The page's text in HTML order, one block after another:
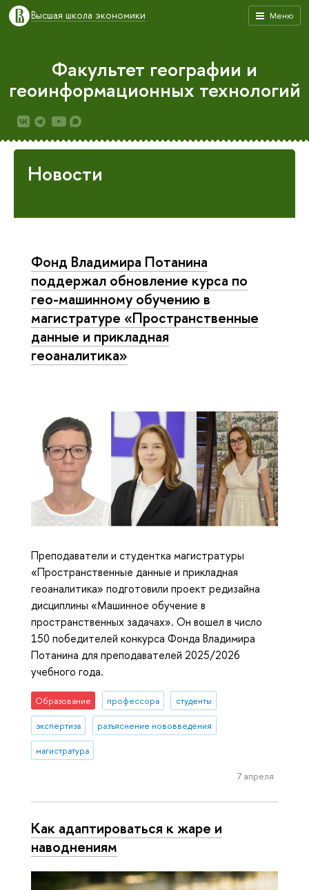
Меню
Высшая школа экономики
Факультет географии и
геоинформационных технологий
Новости
Фонд Владимира Потанина
поддержал обновление курса по
гео-машинному обучению в
магистратуре «Пространственные
данные и прикладная
геоаналитика»
Преподаватели и студентка магистратуры
«Пространственные данные и прикладная
геоаналитика» подготовили проект редизайна
дисциплины «Машинное обучение в
пространственных задачах». Он вошел в число
150 победителей конкурса Фонда Владимира
Потанина для преподавателей 2025/2026
учебного года.
Образование профессора студенты
экспертиза разъяснение нововведения
магистратура
7 апреля
Как адаптироваться к жаре и
наводнениям